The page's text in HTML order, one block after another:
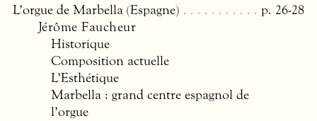
L’orgue de Marbella (Espagne)
p. 26-28
Jérôme Faucheur
Historique
Composition actuelle
L’Esthétique
Marbella : grand centre espagnol de
l’orgue